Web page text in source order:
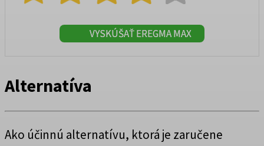
VYSKÚŠAŤ EREGMA MAX
Alternatíva
Ako účinnú alternatívu, ktorá je zaručene